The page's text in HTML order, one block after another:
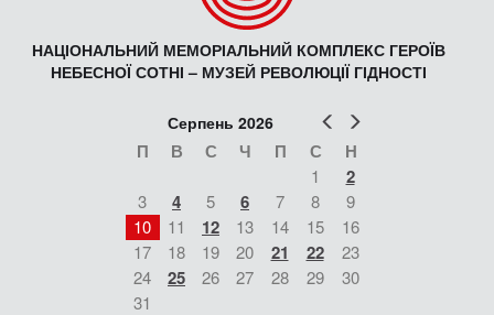
НАЦІОНАЛЬНИЙ МЕМОРІАЛЬНИЙ КОМПЛЕКС ГЕРОЇВ
НЕБЕСНОЇ СОТНІ – МУЗЕЙ РЕВОЛЮЦІЇ ГІДНОСТІ
Попер
Серпень 2026
П В С Ч П С Н
1 2
3 4 5 6 7 8
9
10
11 12 13 14 15
16
17
18 19 20 21 22
23
24
25 26 27 28 29
30
31